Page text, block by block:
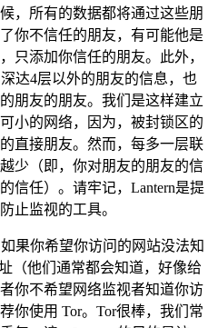
，所有的数据都将通过这些朋
你不信任的朋友，有可能他是
只添加你信任的朋友。此外，
达4层以外的朋友的信息，也
朋友的朋友。我们是这样建立
小的网络，因为，被封锁区的
直接朋友。然而，每多一层联
少（即，你对朋友的朋友的信
信任）。请牢记，Lantern是提
止监视的工具。
果你希望你访问的网站没法知
（他们通常都会知道，好像给
你不希望网络监视者知道你访
你使用 Tor。Tor很棒，我们常